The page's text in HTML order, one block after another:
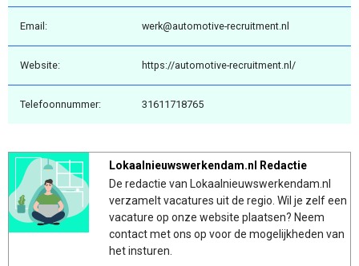
Email: werk@automotive-recruitment.nl
Website: https://automotive-recruitment.nl/
Telefoonnummer: 31611718765
Lokaalnieuwswerkendam.nl Redactie
De redactie van Lokaalnieuwswerkendam.nl
verzamelt vacatures uit de regio. Wil je zelf een
vacature op onze website plaatsen? Neem
contact met ons op voor de mogelijkheden van
het insturen.